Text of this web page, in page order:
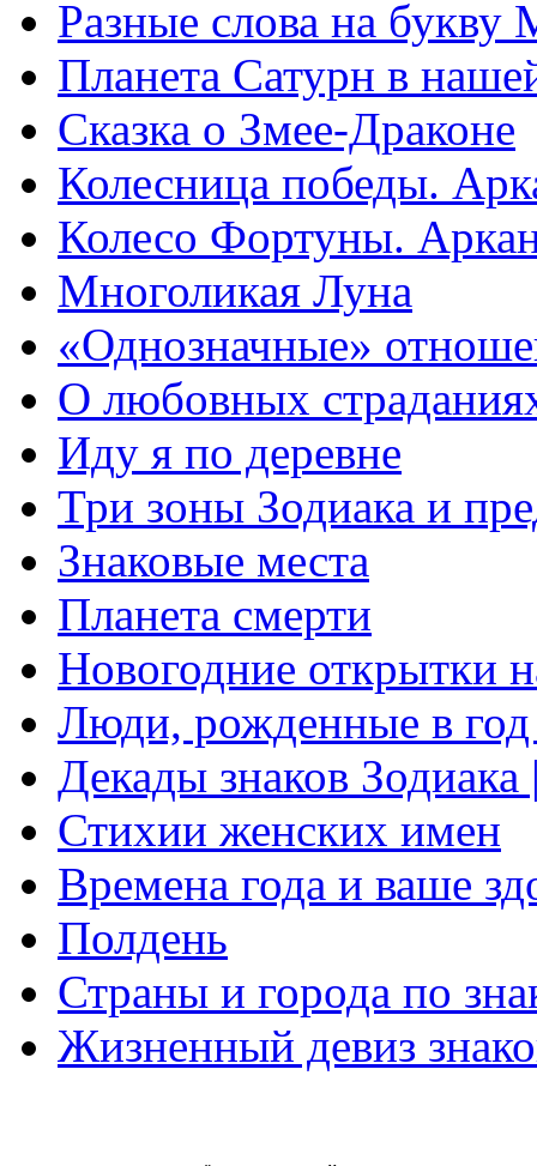
Разные слова на букву
Планета Сатурн в
Сказка о Змее-Драконе
Колесница победы.
Колесо Фортуны.
Многоликая Луна
«Однозначные»
О любовных
Иду я по деревне
Три зоны Зодиака и
Знаковые места
Планета смерти
Новогодние открытки
Люди, рожденные в
Декады знаков
Стихии женских имен
Времена года и ваше
Полдень
Страны и города по
Жизненный девиз